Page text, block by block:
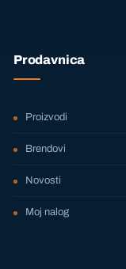
Prodavnica
Proizvodi
Brendovi
Novosti
Moj nalog